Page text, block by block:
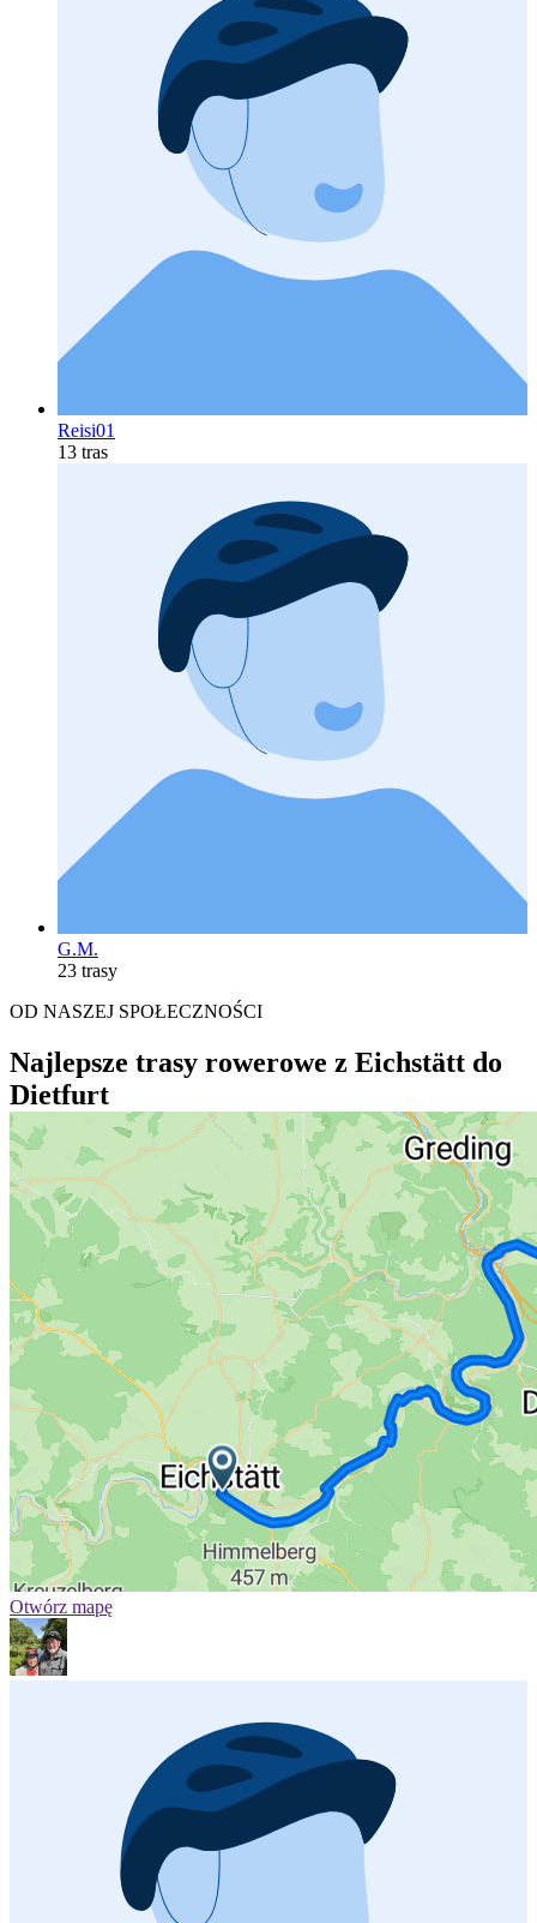
Reisi01
13 tras
G.M.
23 trasy
OD NASZEJ SPOŁECZNOŚCI
Najlepsze trasy rowerowe z Eichstätt do
Dietfurt
Otwórz mapę